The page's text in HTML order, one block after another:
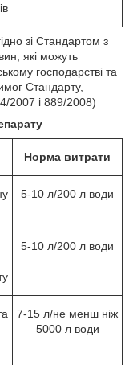
зі Стандартом з
які можуть
господарстві та
Стандарту,
2007 і 889/2008)
Норма витрати
5-10 л/200 л води
5-10 л/200 л води
7-15 л/не менш ніж
5000 л води